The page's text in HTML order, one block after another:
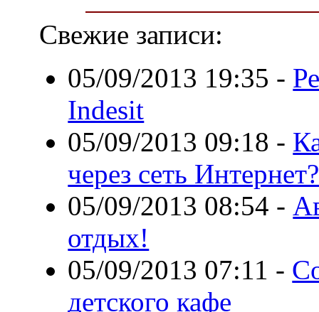
Свежие записи:
05/09/2013 19:35 -
Indesit
05/09/2013 09:18 -
через сеть Интернет?
05/09/2013 08:54 -
отдых!
05/09/2013 07:11 -
детского кафе